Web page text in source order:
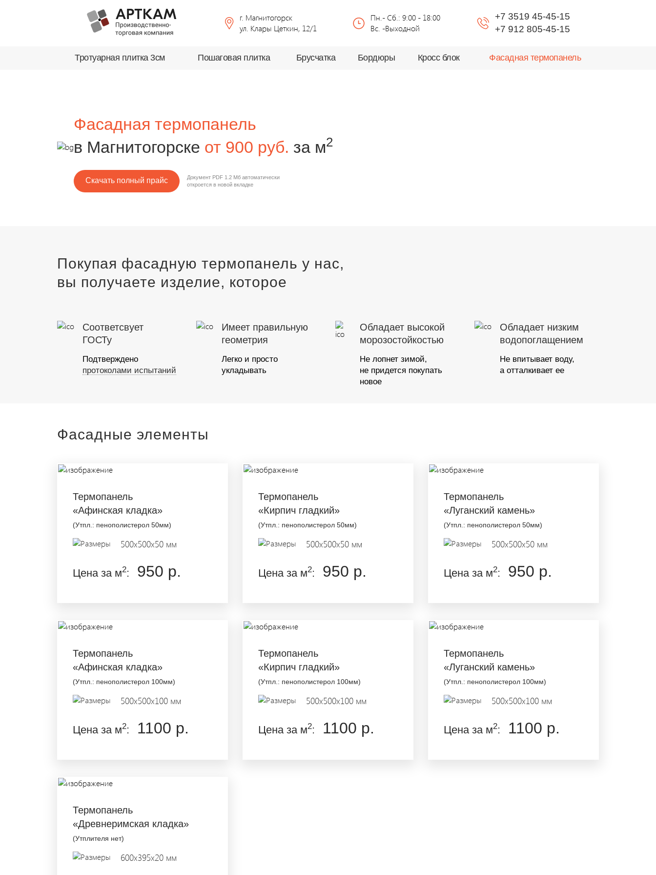
г. Магнитогорск
ул. Клары Цеткин, 12/1
Пн.- Сб.: 9:00 - 18:00
Вс. -Выходной
+7 3519 45-45-15
+7 912 805-45-15
Тротуарная плитка 3см Пошаговая плитка Брусчатка Бордюры Кросс блок Фасадная термопанель
Фасадная термопанель
в Магнитогорске от 900 руб. за м2
Скачать полный прайс
Документ PDF 1.2 Мб автоматически
откроется в новой вкладке
Покупая фасадную термопанель у нас,
вы получаете изделие, которое
Соответсвует
ГОСТу
Подтверждено
протоколами испытаний
Имеет правильную
геометрия
Легко и просто
укладывать
Обладает высокой
морозостойкостью
Не лопнет зимой,
не придется покупать
новое
Обладает низким
водопоглащением
Не впитывает воду,
а отталкивает ее
Фасадные элементы
Термопанель
«Афинская кладка»
(Утпл.: пенополистерол 50мм)
500x500x50 мм
Цена за м2: 950 р.
Термопанель
«Кирпич гладкий»
(Утпл.: пенополистерол 50мм)
500x500x50 мм
Цена за м2: 950 р.
Термопанель
«Луганский камень»
(Утпл.: пенополистерол 50мм)
500x500x50 мм
Цена за м2: 950 р.
Термопанель
«Афинская кладка»
(Утпл.: пенополистерол 100мм)
500x500x100 мм
Цена за м2: 1100 р.
Термопанель
«Кирпич гладкий»
(Утпл.: пенополистерол 100мм)
500x500x100 мм
Цена за м2: 1100 р.
Термопанель
«Луганский камень»
(Утпл.: пенополистерол 100мм)
500x500x100 мм
Цена за м2: 1100 р.
Термопанель
«Древнеримская кладка»
(Утплителя нет)
600x395x20 мм